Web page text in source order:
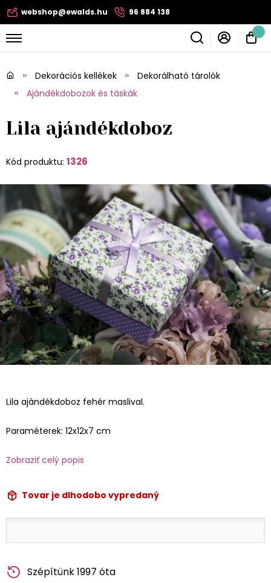
webshop@ewalds.hu 96 884 138
Dekorációs kellékek
Dekorálható tárolók
Ajándékdobozok és táskák
Lila ajándékdoboz
Kód produktu: 1326
Lila ajándékdoboz fehér maslival.
Paraméterek: 12x12x7 cm
Zobraziť celý popis
Tovar je dlhodobo vypredaný
Szépítünk 1997 óta